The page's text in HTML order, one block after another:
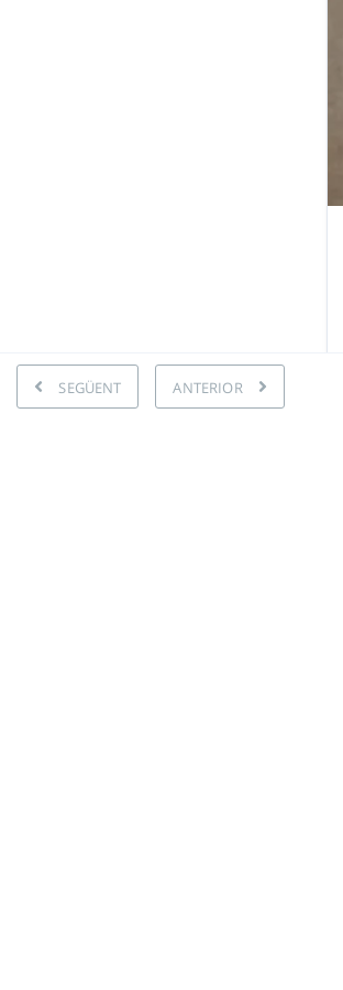
SEGÜENT ANTERIOR